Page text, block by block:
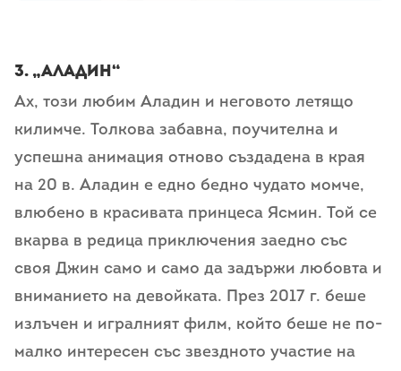
3. „Аладин“
Ах, този любим Аладин и неговото летящо
килимче. Толкова забавна, поучителна и
успешна анимация отново създадена в края
на 20 в. Аладин е едно бедно чудато момче,
влюбено в красивата принцеса Ясмин. Той се
вкарва в редица приключения заедно със
своя Джин само и само да задържи любовта и
вниманието на девойката. През 2017 г. беше
излъчен и игралният филм, който беше не по-
малко интересен със звездното участие на